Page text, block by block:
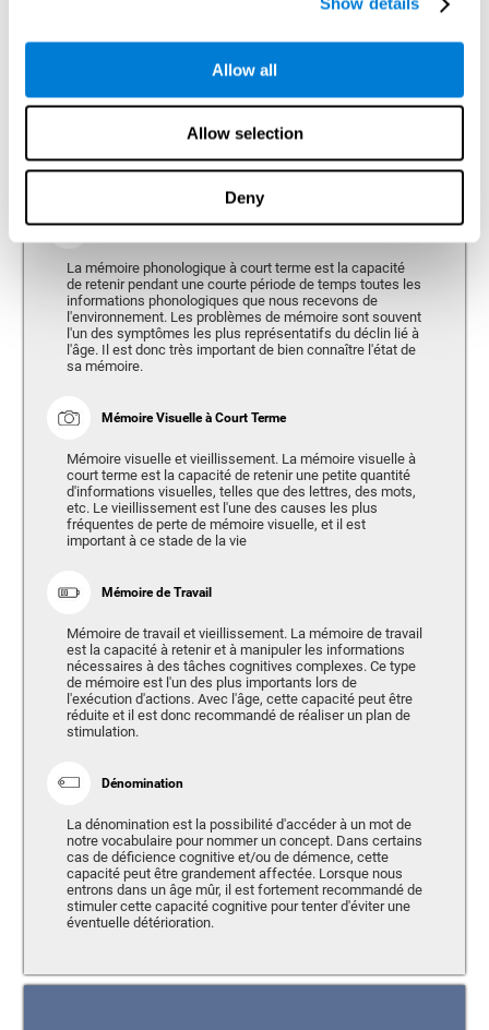
Allow all
Allow selection
Deny
personnes de plus de 65 ans (CAB-AG) consacre une grande
Mémoire
Capacité de retenir ou manipuler de nouvelles informations et de
récupérer les souvenirs du passé.
Mémoire Phonologique à Court-terme
La mémoire phonologique à court terme est la capacité
de retenir pendant une courte période de temps toutes les
informations phonologiques que nous recevons de
l'environnement. Les problèmes de mémoire sont souvent
l'un des symptômes les plus représentatifs du déclin lié à
l'âge. Il est donc très important de bien connaître l'état de
sa mémoire.
Mémoire Visuelle à Court Terme
Mémoire visuelle et vieillissement. La mémoire visuelle à
court terme est la capacité de retenir une petite quantité
d'informations visuelles, telles que des lettres, des mots,
etc. Le vieillissement est l'une des causes les plus
fréquentes de perte de mémoire visuelle, et il est
important à ce stade de la vie
Mémoire de Travail
Mémoire de travail et vieillissement. La mémoire de travail
est la capacité à retenir et à manipuler les informations
nécessaires à des tâches cognitives complexes. Ce type
de mémoire est l'un des plus importants lors de
l'exécution d'actions. Avec l'âge, cette capacité peut être
réduite et il est donc recommandé de réaliser un plan de
stimulation.
Dénomination
La dénomination est la possibilité d'accéder à un mot de
notre vocabulaire pour nommer un concept. Dans certains
cas de déficience cognitive et/ou de démence, cette
capacité peut être grandement affectée. Lorsque nous
entrons dans un âge mûr, il est fortement recommandé de
stimuler cette capacité cognitive pour tenter d'éviter une
éventuelle détérioration.